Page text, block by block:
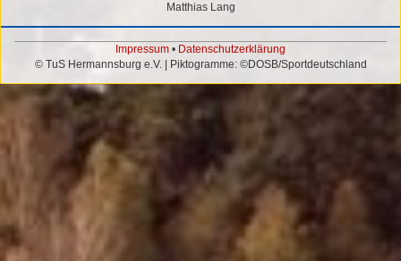
Matthias Lang
Impressum • Datenschutzerklärung
© TuS Hermannsburg e.V. | Piktogramme: ©DOSB/Sportdeutschland